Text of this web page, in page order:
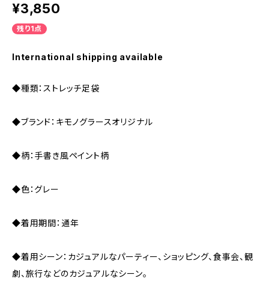
¥3,850
残り1点
International shipping available
◆種類：ストレッチ足袋
◆ブランド：キモノグラースオリジナル
◆柄：手書き風ペイント柄
◆色：グレー
◆着用期間：通年
◆着用シーン：カジュアルなパーティー、ショッピング、食事会、観
劇、旅行などのカジュアルなシーン。